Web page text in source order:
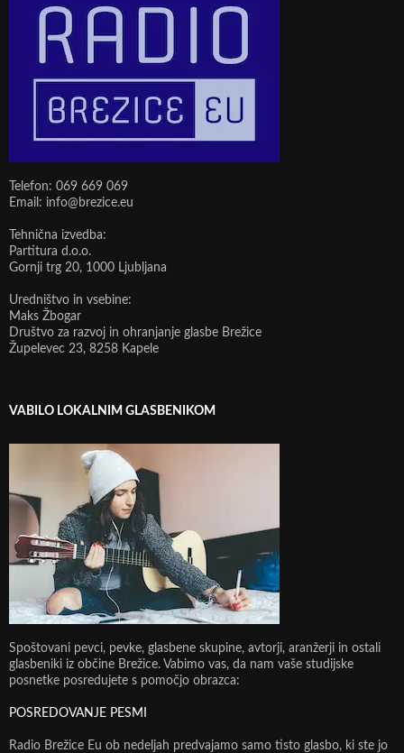
Telefon: 069 669 069
Email: info@brezice.eu
Tehnična izvedba:
Partitura d.o.o.
Gornji trg 20, 1000 Ljubljana
Uredništvo in vsebine:
Maks Žbogar
Društvo za razvoj in ohranjanje glasbe Brežice
Župelevec 23, 8258 Kapele
VABILO LOKALNIM GLASBENIKOM
Spoštovani pevci, pevke, glasbene skupine, avtorji, aranžerji in ostali
glasbeniki iz občine Brežice. Vabimo vas, da nam vaše studijske
posnetke posredujete s pomočjo obrazca:
POSREDOVANJE PESMI
Radio Brežice Eu ob nedeljah predvajamo samo tisto glasbo, ki ste jo